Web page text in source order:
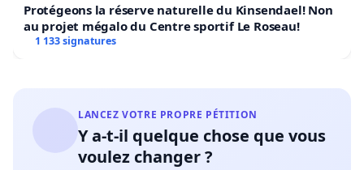
Protégeons la réserve naturelle du Kinsendael! Non
au projet mégalo du Centre sportif Le Roseau!
1 133 signatures
LANCEZ VOTRE PROPRE PÉTITION
Y a-t-il quelque chose que vous
voulez changer ?